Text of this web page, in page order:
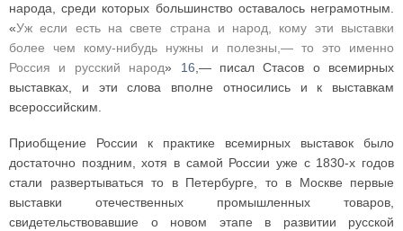
народа, среди которых большинство оставалось неграмотным.
«Уж если есть на свете страна и народ, кому эти выставки
более чем кому-нибудь нужны и полезны,— то это именно
Россия и русский народ» 16 ,— писал Стасов о всемирных
выставках, и эти слова вполне относились и к выставкам
всероссийским.
Приобщение России к практике всемирных выставок было
достаточно поздним, хотя в самой России уже с 1830-х годов
стали развертываться то в Петербурге, то в Москве первые
выставки отечественных промышленных товаров,
свидетельствовавшие о новом этапе в развитии русской